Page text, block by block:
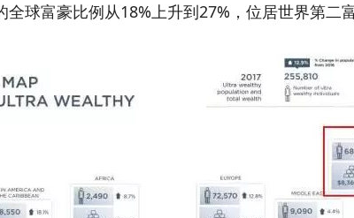
球富豪比例从18%上升到27%，位居世界第二